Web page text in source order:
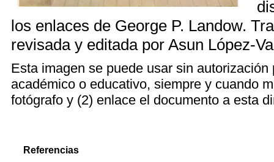
los enlaces de George P. Landow.
revisada y editada por Asun López-
Esta imagen se puede usar sin
académico o educativo, siempre y cuando
fotógrafo y (2) enlace el documento a esta
Referencias